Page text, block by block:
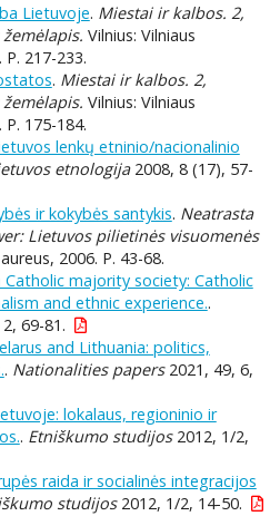
Lietuvoje. Miestai ir kalbos. 2,
Vilnius: Vilniaus
217-233.
. Miestai ir kalbos. 2,
Vilnius: Vilniaus
175-184.
lenkų etninio/nacionalinio
etnologija2008, 8 (17), 57-
ir kokybės santykis. Neatrasta
Lietuvos pilietinės visuomenės
2006. P. 43-68.
majority society: Catholic
and ethnic experience..
69-81.
and Lithuania: politics,
. Nationalities papers2021, 49, 6,
lokalaus, regioninio ir
. Etniškumo studijos2012, 1/2,
raida ir socialinės integracijos
studijos2012, 1/2, 14-50.